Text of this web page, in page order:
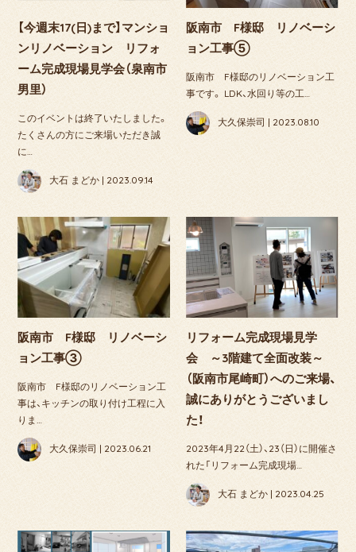
【今週末17(日)まで】マンショ
ンリノベーション リフォ
ーム完成現場見学会（泉南市
男里）
このイベントは終了いたしました。
たくさんの方にご来場いただき誠
に…
大石 まどか | 2023.09.14
阪南市 F様邸 リノベーシ
ョン工事⑤
阪南市 F様邸のリノベーション工
事です。 LDK、水回り等の工…
大久保崇司 | 2023.08.10
阪南市 F様邸 リノベーシ
ョン工事③
阪南市 F様邸のリノベーション工
事は、キッチンの取り付け工程に入
りま…
大久保崇司 | 2023.06.21
リフォーム完成現場見学
会 ～3階建て全面改装～
（阪南市尾崎町）へのご来場、
誠にありがとうございまし
た！
2023年4月22（土）、23（日）に開催さ
れた「リフォーム完成現場…
大石 まどか | 2023.04.25